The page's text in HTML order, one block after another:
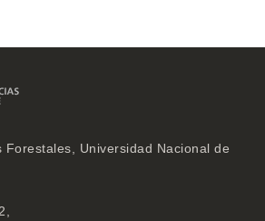
Forestales, Universidad Nacional de